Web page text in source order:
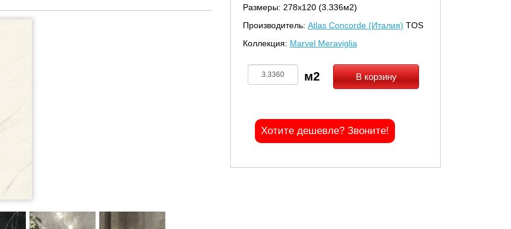
Размеры: 278х120 (3.336м2)
Производитель: Atlas Concorde (Италия) TOS
Коллекция: Marvel Meraviglia
В корзину
Хотите дешевле? Звоните!